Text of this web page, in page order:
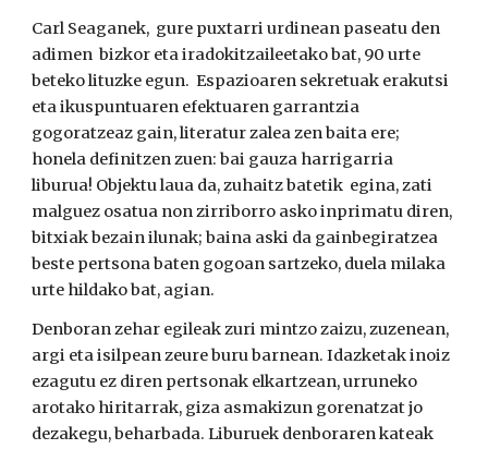
Carl Seaganek, gure puxtarri urdinean paseatu den
adimen bizkor eta iradokitzaileetako bat, 90 urte
beteko lituzke egun. Espazioaren sekretuak erakutsi
eta ikuspuntuaren efektuaren garrantzia
gogoratzeaz gain, literatur zalea zen baita ere;
honela definitzen zuen: bai gauza harrigarria
liburua! Objektu laua da, zuhaitz batetik egina, zati
malguez osatua non zirriborro asko inprimatu diren,
bitxiak bezain ilunak; baina aski da gainbegiratzea
beste pertsona baten gogoan sartzeko, duela milaka
urte hildako bat, agian.
Denboran zehar egileak zuri mintzo zaizu, zuzenean,
argi eta isilpean zeure buru barnean. Idazketak inoiz
ezagutu ez diren pertsonak elkartzean, urruneko
arotako hiritarrak, giza asmakizun gorenatzat jo
dezakegu, beharbada. Liburuek denboraren kateak